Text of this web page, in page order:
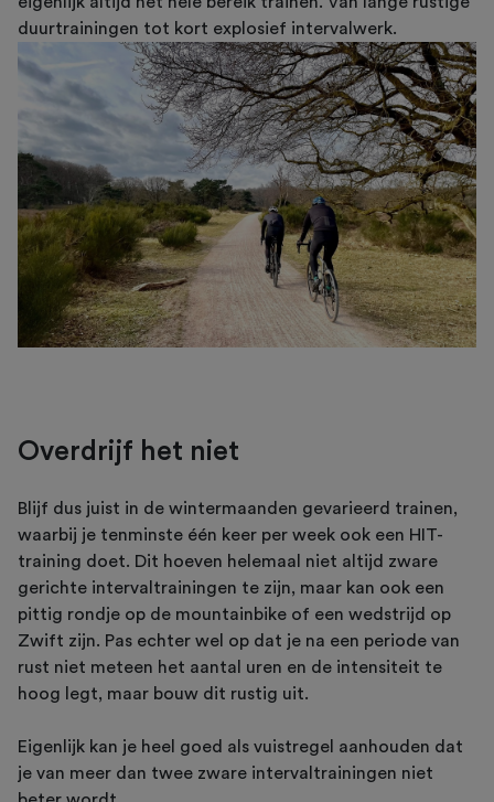
duurtrainingen tot kort explosief intervalwerk.
Overdrijf het niet
Blijf dus juist in de wintermaanden gevarieerd trainen,
waarbij je tenminste één keer per week ook een HIT-
training doet. Dit hoeven helemaal niet altijd zware
gerichte intervaltrainingen te zijn, maar kan ook een
pittig rondje op de mountainbike of een wedstrijd op
Zwift zijn. Pas echter wel op dat je na een periode van
rust niet meteen het aantal uren en de intensiteit te
hoog legt, maar bouw dit rustig uit.
Eigenlijk kan je heel goed als vuistregel aanhouden dat
je van meer dan twee zware intervaltrainingen niet